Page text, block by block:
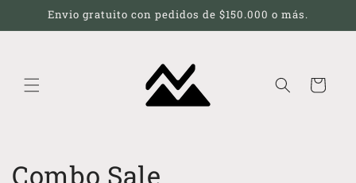
directamente
al contenido
Envio gratuito con pedidos de $150.000 o más.
Carrito
C
Combo Sale